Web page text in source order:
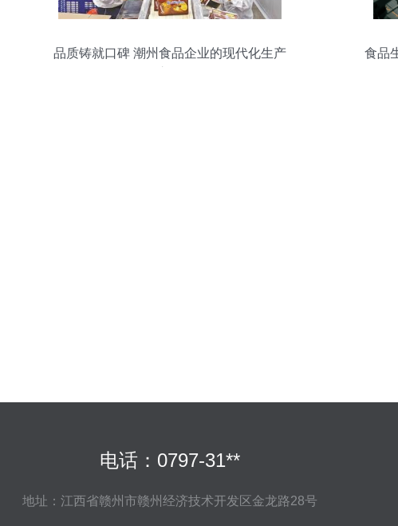
品质铸就口碑 潮州食品企业的现代化生产
食品
电话：0797-31**
地址：江西省赣州市赣州经济技术开发区金龙路28号